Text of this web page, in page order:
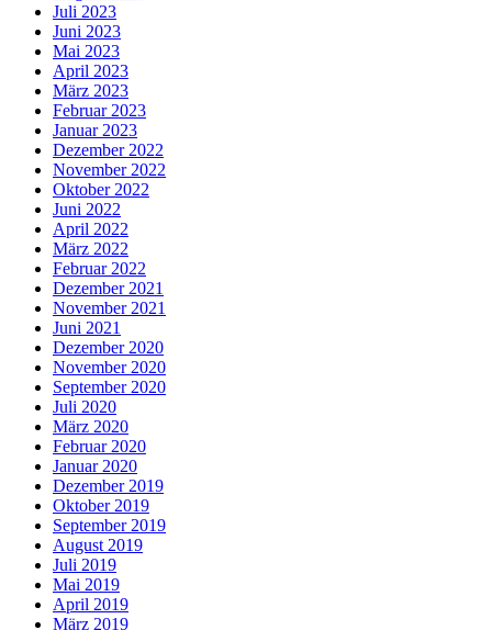
Juli 2023
Juni 2023
Mai 2023
April 2023
März 2023
Februar 2023
Januar 2023
Dezember 2022
November 2022
Oktober 2022
Juni 2022
April 2022
März 2022
Februar 2022
Dezember 2021
November 2021
Juni 2021
Dezember 2020
November 2020
September 2020
Juli 2020
März 2020
Februar 2020
Januar 2020
Dezember 2019
Oktober 2019
September 2019
August 2019
Juli 2019
Mai 2019
April 2019
März 2019